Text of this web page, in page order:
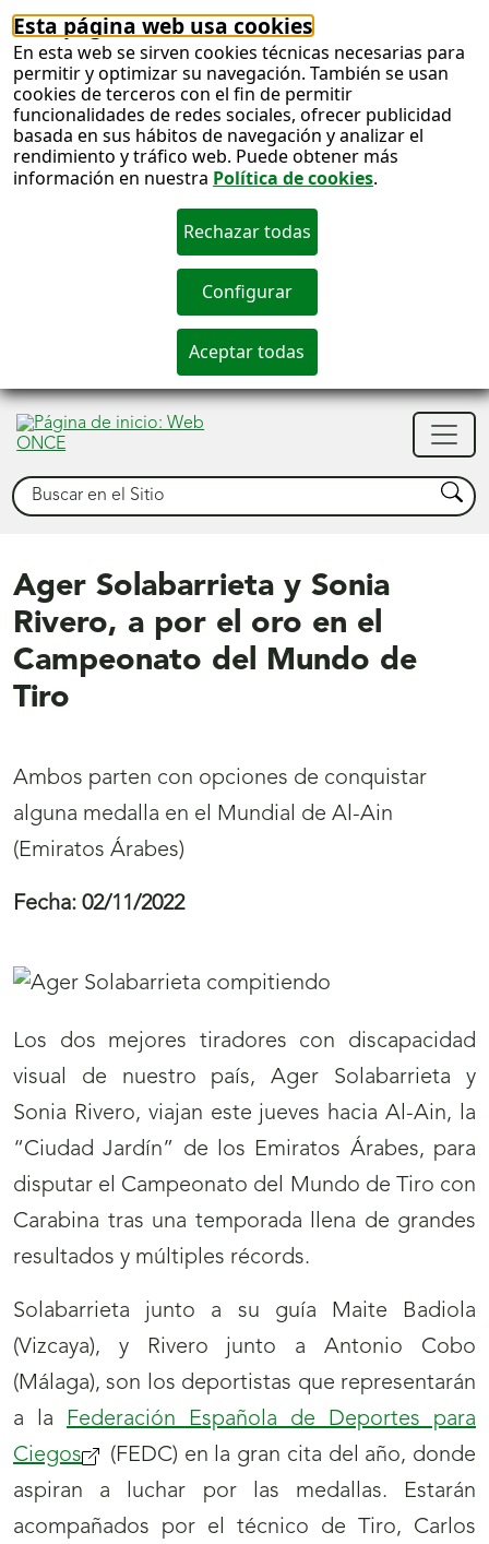
Esta página web usa cookies
En esta web se sirven cookies técnicas necesarias para
permitir y optimizar su navegación. También se usan
cookies de terceros con el fin de permitir
funcionalidades de redes sociales, ofrecer publicidad
basada en sus hábitos de navegación y analizar el
rendimiento y tráfico web. Puede obtener más
información en nuestra Política de cookies.
Buscar Buscar
Ager Solabarrieta y Sonia
Rivero, a por el oro en el
Campeonato del Mundo de
Tiro
Ambos parten con opciones de conquistar
alguna medalla en el Mundial de Al-Ain
(Emiratos Árabes)
Fecha: 02/11/2022
Los dos mejores tiradores con discapacidad
visual de nuestro país, Ager Solabarrieta y
Sonia Rivero, viajan este jueves hacia Al-Ain, la
“Ciudad Jardín” de los Emiratos Árabes, para
disputar el Campeonato del Mundo de Tiro con
Carabina tras una temporada llena de grandes
resultados y múltiples récords.
Solabarrieta junto a su guía Maite Badiola
(Vizcaya), y Rivero junto a Antonio Cobo
(Málaga), son los deportistas que representarán
a la Federación Española de Deportes para
Ciegos(se
abrirá
nueva
(FEDC) en la gran cita del año, donde
aspiran a luchar por las medallas. Estarán
acompañados por el técnico de Tiro, Carlos